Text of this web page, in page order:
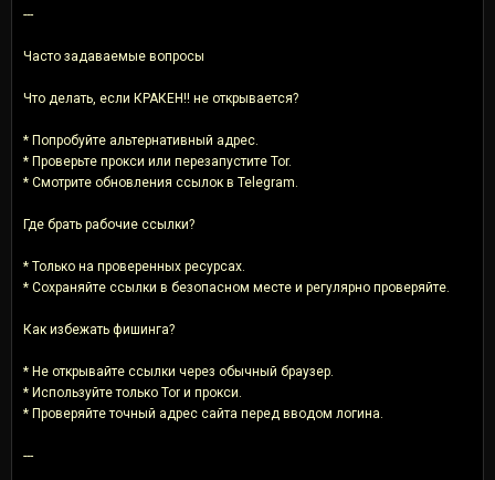
---
Часто задаваемые вопросы
Что делать, если КРАКЕН!! не открывается?
* Попробуйте альтернативный адрес.
* Проверьте прокси или перезапустите Tor.
* Смотрите обновления ссылок в Telegram.
Где брать рабочие ссылки?
* Только на проверенных ресурсах.
* Сохраняйте ссылки в безопасном месте и регулярно проверяйте.
Как избежать фишинга?
* Не открывайте ссылки через обычный браузер.
* Используйте только Tor и прокси.
* Проверяйте точный адрес сайта перед вводом логина.
---